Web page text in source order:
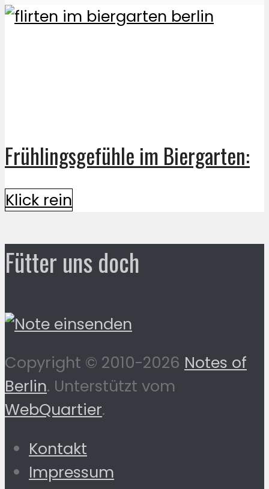
Frühlingsgefühle im Biergarten:
Klick rein
Fütter uns doch
Copyright © 2010-2026 Notes of
Berlin. Unterstützt vom
WebQuartier.
Kontakt
Impressum